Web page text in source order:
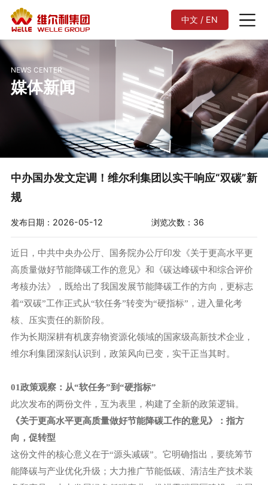
中文 / EN
NEWS CENTER
媒体新闻
中办国办发文定调！维尔利集团以实干响应“双碳”新
规
发布日期：2026-05-12 浏览次数：36
近日，中共中央办公厅、国务院办公厅印发《关于更高水平更
高质量做好节能降碳工作的意见》和《碳达峰碳中和综合评价
考核办法》，既给出了我国发展节能降碳工作的方向，更标志
着“双碳”工作正式从“软任务”转变为“硬指标”，进入量化考
核、压实责任的新阶段。
作为长期深耕有机废弃物资源化领域的国家级高新技术企业，
维尔利集团深刻认识到，政策风向已变，实干正当其时。
01政策观察：从“软任务”到“硬指标”
此次发布的两份文件，互为表里，构建了全新的政策逻辑。
《关于更高水平更高质量做好节能降碳工作的意见》：指方
向，促转型
这份文件的核心意义在于“源头减碳”。它明确指出，要统筹节
能降碳与产业优化升级；大力推广节能低碳、清洁生产技术装